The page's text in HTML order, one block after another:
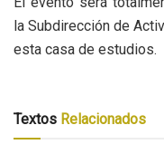
la Subdirección de
esta casa de estudios.
Textos Relacionados